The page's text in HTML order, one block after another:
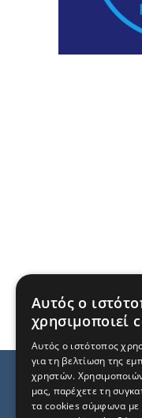
Αυτός ο
χρησιμοποιεί
Αυτός ο ιστότοπος
για τη βελτίωση της
χρηστών.
μας, παρέχετε τη
τα cookies σύμφωνα με